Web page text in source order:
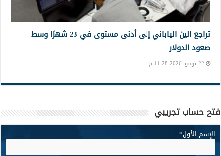
تراجع الين الياباني إلى أدنى مستوى في 23 شهرًا وسط
صعود الدولار
22 يونيو, 2026 11:28 م
فتح حساب تجريبي
الإسم الأول*